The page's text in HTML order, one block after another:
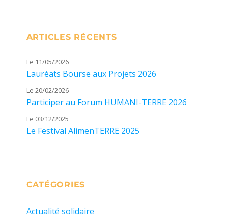
ARTICLES RÉCENTS
Le 11/05/2026
Lauréats Bourse aux Projets 2026
Le 20/02/2026
Participer au Forum HUMANI-TERRE 2026
Le 03/12/2025
Le Festival AlimenTERRE 2025
CATÉGORIES
Actualité solidaire